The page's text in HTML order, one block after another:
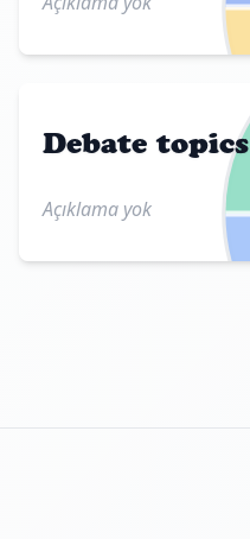
Debate topics
Açıklama yok